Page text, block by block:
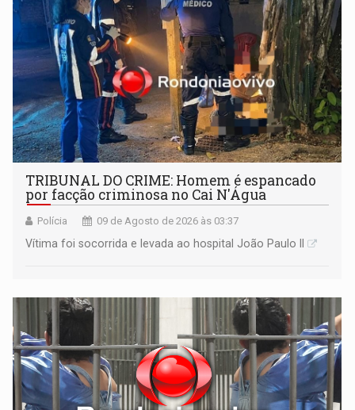
TRIBUNAL DO CRIME: Homem é espancado
por facção criminosa no Cai N'Água
Polícia 09 de Agosto de 2026 às 03:37
Vítima foi socorrida e levada ao hospital João Paulo II